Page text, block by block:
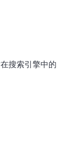
搜索引擎中的